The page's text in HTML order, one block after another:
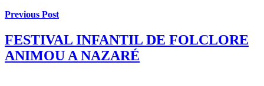
Previous Post
FESTIVAL INFANTIL DE FOLCLORE
ANIMOU A NAZARÉ